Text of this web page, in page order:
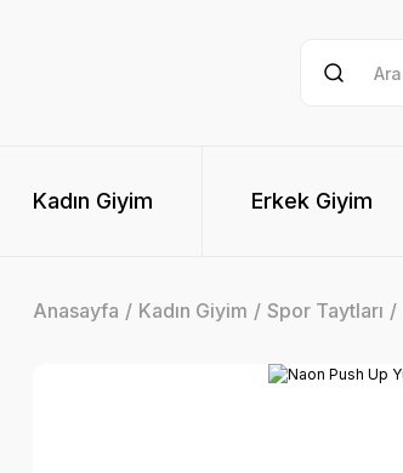
Kadın Giyim Erkek Giyim
Anasayfa Kadın Giyim Spor Taytları